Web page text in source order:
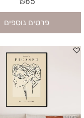
פרטים נוספים